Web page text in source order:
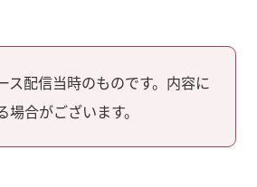
ス配信当時のものです。内容に
合がございます。